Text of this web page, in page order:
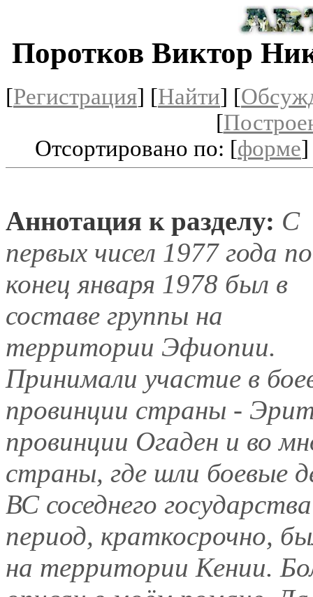
Поротков Виктор
[Регистрация] [Найти] [
[
Отсортировано по: [форме
Аннотация к разделу: С
первых чисел 1977 года по
конец января 1978 был в
составе группы на
территории Эфиопии.
Принимали участие в
провинции страны -
провинции Огаден и во
страны, где шли боевые
ВС соседнего
период, краткосрочно,
на территории Кении.